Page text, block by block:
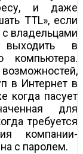
и даже
TTL», если
владельцами
выходить в
в Интернет в
когда пасует
для
требуется
компании-
с паролем.